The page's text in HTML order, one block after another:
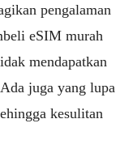
pengalaman
eSIM murah
mendapatkan
juga yang lupa
kesulitan